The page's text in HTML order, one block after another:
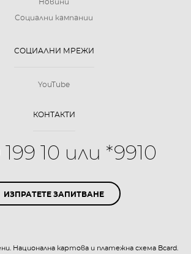
Новини
Социални кампании
СОЦИАЛНИ МРЕЖИ
YouTube
КОНТАКТИ
10 или *9910
ИЗПРАТЕТЕ ЗАПИТВАНЕ
Национална картова и платежна схема Bcard.